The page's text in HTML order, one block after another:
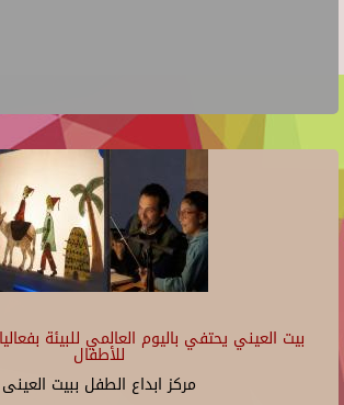
بيت العيني يحتفي باليوم العالمي للبيئة
للأطفال
مركز ابداع الطفل ببيت العينى